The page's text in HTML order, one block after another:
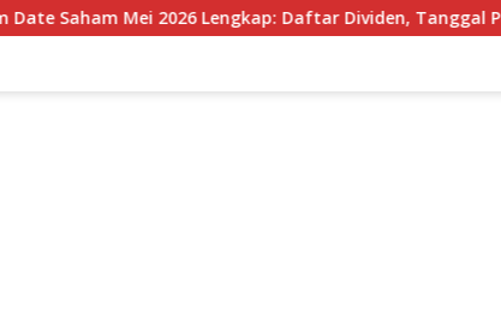
2026 Lengkap: Daftar Dividen, Tanggal Penting, dan